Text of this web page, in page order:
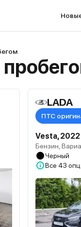
LADA
ПТС
Vesta, 2022
Бензин,
Черный
Все 43